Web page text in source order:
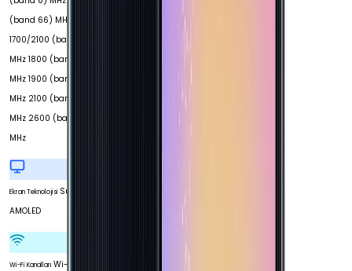
(band 66) MHz
1700/2100 (band 4)
MHz 1800 (band 3)
MHz 1900 (band 2)
MHz 2100 (band 1)
MHz 2600 (band 7)
MHz
Ekran Teknolojisi Super
AMOLED
Wi-Fi Kanalları Wi-Fi 5